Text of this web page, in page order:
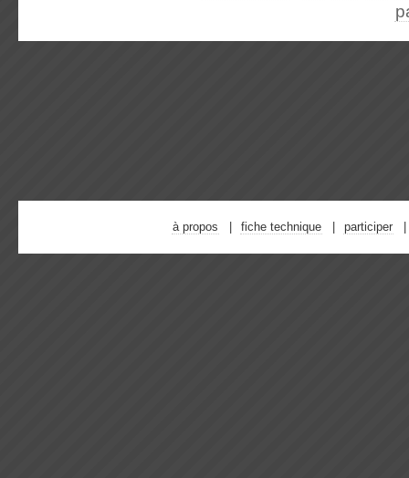
à propos fiche technique participer